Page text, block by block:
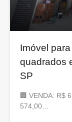
Imóvel
quadrados
SP
🏢 VENDA: R$
574,00…